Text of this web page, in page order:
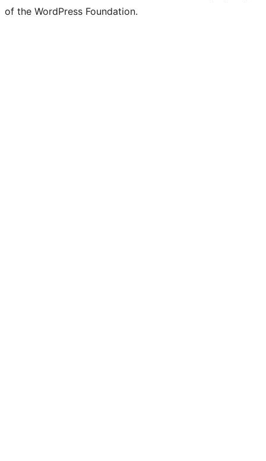
of the WordPress Foundation.